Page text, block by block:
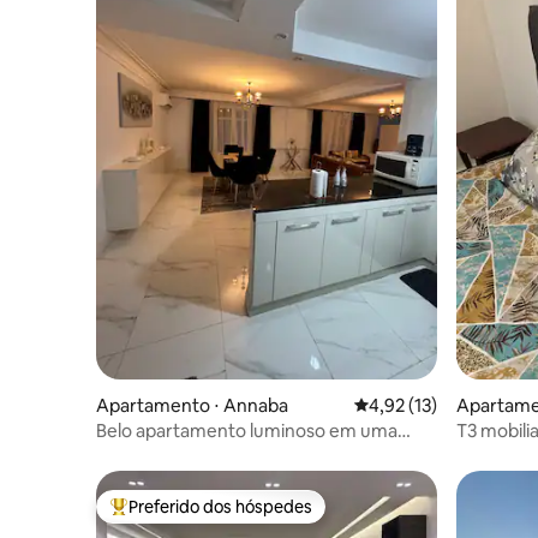
Apartamento ⋅ Annaba 4,92 de uma avaliação
4,92 (13)
Belo apartamento luminoso em uma
T3
Entre os melhores preferidos dos hóspedes
Preferido dos hóspedes